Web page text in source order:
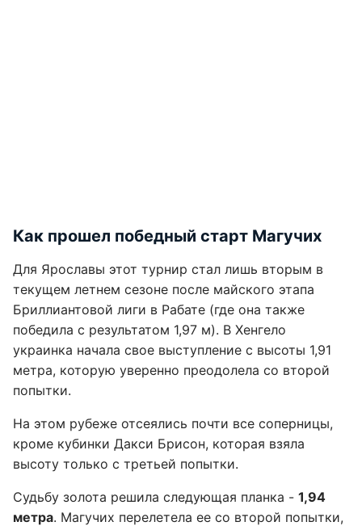
Как прошел победный старт Магучих
Для Ярославы этот турнир стал лишь вторым в
текущем летнем сезоне после майского этапа
Бриллиантовой лиги в Рабате (где она также
победила с результатом 1,97 м). В Хенгело
украинка начала свое выступление с высоты 1,91
метра, которую уверенно преодолела со второй
попытки.
На этом рубеже отсеялись почти все соперницы,
кроме кубинки Дакси Брисон, которая взяла
высоту только с третьей попытки.
Судьбу золота решила следующая планка - 1,94
метра. Магучих перелетела ее со второй попытки,